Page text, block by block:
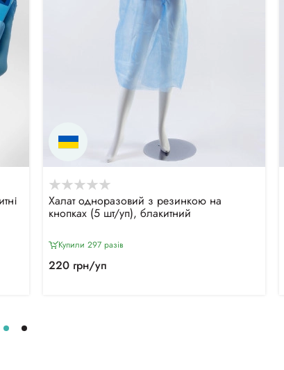
Халат одноразовий з резинкою на
кнопках (5 шт/уп), блакитний
Купили 297 разiв
220 грн/уп